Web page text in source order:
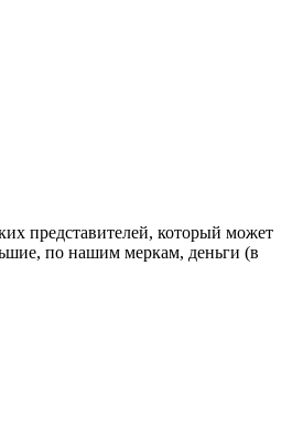
представителей, который может
по нашим меркам, деньги (в